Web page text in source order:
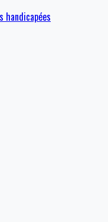
handicapées